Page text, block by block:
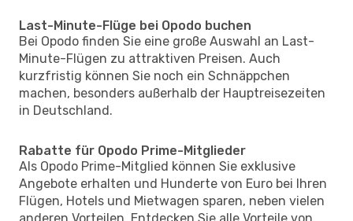
Last-Minute-Flüge bei Opodo buchen
Bei Opodo finden Sie eine große Auswahl an Last-
Minute-Flügen zu attraktiven Preisen. Auch
kurzfristig können Sie noch ein Schnäppchen
machen, besonders außerhalb der Hauptreisezeiten
in Deutschland.
Rabatte für Opodo Prime-Mitglieder
Als Opodo Prime-Mitglied können Sie exklusive
Angebote erhalten und Hunderte von Euro bei Ihren
Flügen, Hotels und Mietwagen sparen, neben vielen